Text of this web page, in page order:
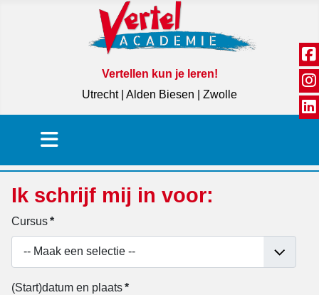
Vertellen kun je leren!
Utrecht | Alden Biesen | Zwolle
Ik schrijf mij in voor:
Cursus*
(Start)datum en plaats*